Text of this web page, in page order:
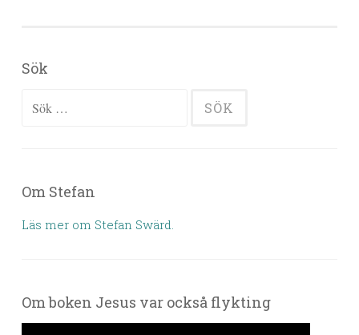
Sök
Sök efter:
Om Stefan
Läs mer om Stefan Swärd.
Om boken Jesus var också flykting